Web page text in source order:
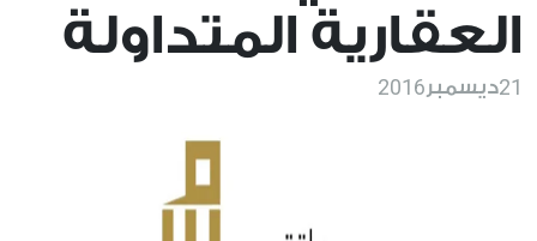
العقارية المتداولة
21ديسمبر 2016